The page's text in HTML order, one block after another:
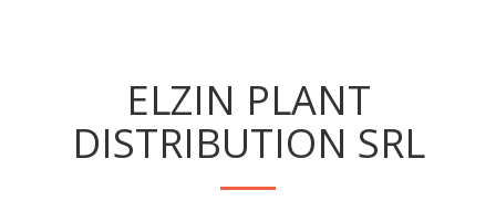
ELZIN PLANT
DISTRIBUTION SRL